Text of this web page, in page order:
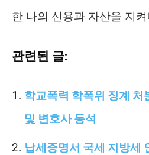
한 나의 신용과 자산을 지
관련된 글:
학교폭력 학폭위 징계 처
및 변호사 동석
납세증명서 국세 지방세